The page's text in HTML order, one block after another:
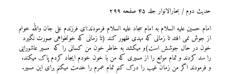
حدیث دوم / بحارالانوار جلد ۴۵ صفحه ۲۹۹
امام حسین علیه السلام به امام سجاد علیه السلام فرمودند:ای فرزندم علی جان والله خونم
از جوش نمی افتد تا زمانی که مهدی ظهور کند (تا زمانی که خونخواهی صورت نگیرد
خون در حال جوشش است)و میکشد به خاطر خون من کسانی را که مسیر عاشورایی
را سد کردند و تمام موانع را از مسیری که من با خون خودم ایجاد کردم پاک میکند.
و فرمودند اگر من زمان غیب را درک کنم تمام عمرم را خدمت میکنم برای این مسیر.